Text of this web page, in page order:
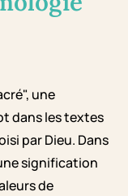
une
dans les textes
par Dieu. Dans
signification
de